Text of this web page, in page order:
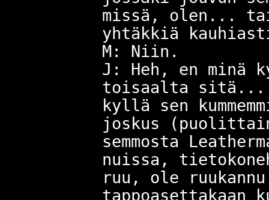
missä, olen...
yhtäkkiä
M: Niin.
J: Heh, en
toisaalta sitä...
kyllä sen
joskus
semmosta
nuissa,
ruu, ole
tappoasettakaan